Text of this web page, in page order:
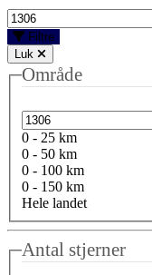
Filtre
Luk
Område
0 - 25 km
0 - 50 km
0 - 100 km
0 - 150 km
Hele landet
Antal stjerner